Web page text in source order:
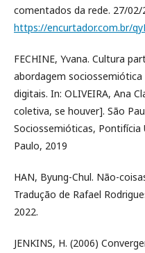
comentados da rede. 27/02/
https://encurtador.com.br/
FECHINE, Yvana. Cultura
abordagem
digitais. In: OLIVEIRA, Ana
coletiva, se houver]. São
Sociossemióticas, Pontifícia
Paulo, 2019
HAN, Byung-Chul. Não-
Tradução de Rafael
2022.
JENKINS, H. (2006)